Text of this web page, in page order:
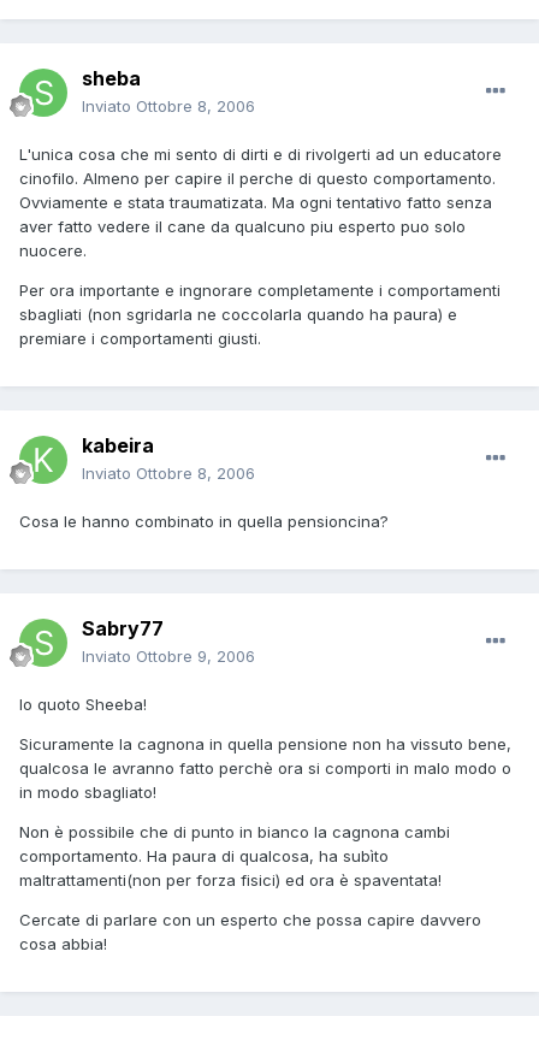
sheba
Inviato Ottobre 8, 2006
L'unica cosa che mi sento di dirti e di rivolgerti ad un educatore
cinofilo. Almeno per capire il perche di questo comportamento.
Ovviamente e stata traumatizata. Ma ogni tentativo fatto senza
aver fatto vedere il cane da qualcuno piu esperto puo solo
nuocere.
Per ora importante e ingnorare completamente i comportamenti
sbagliati (non sgridarla ne coccolarla quando ha paura) e
premiare i comportamenti giusti.
kabeira
Inviato Ottobre 8, 2006
Cosa le hanno combinato in quella pensioncina?
Sabry77
Inviato Ottobre 9, 2006
Io quoto Sheeba!
Sicuramente la cagnona in quella pensione non ha vissuto bene,
qualcosa le avranno fatto perchè ora si comporti in malo modo o
in modo sbagliato!
Non è possibile che di punto in bianco la cagnona cambi
comportamento. Ha paura di qualcosa, ha subìto
maltrattamenti(non per forza fisici) ed ora è spaventata!
Cercate di parlare con un esperto che possa capire davvero
cosa abbia!